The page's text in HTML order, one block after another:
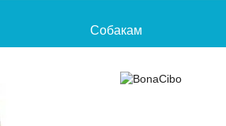
Собакам